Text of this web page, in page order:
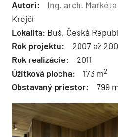
Autori: Ing. arch.
Krejčí
Lokalita: Buš, Česká
Rok projektu: 2007 až
Rok realizácie: 2011
Úžitková plocha:
173 m2
Obstavaný priestor: 799 m